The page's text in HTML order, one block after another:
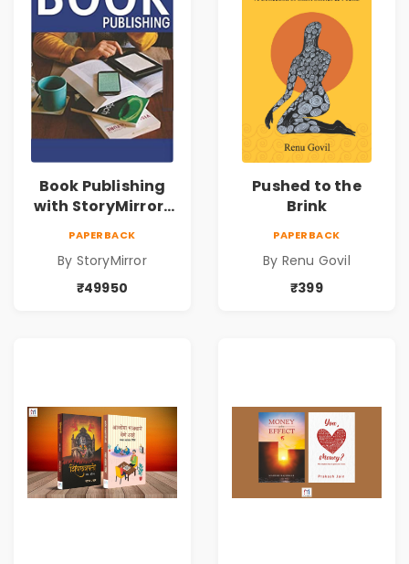
Book Publishing
with StoryMirror |
PAPERBACK
By StoryMirror
₹49950
Pushed to the
Brink
PAPERBACK
By Renu Govil
₹399